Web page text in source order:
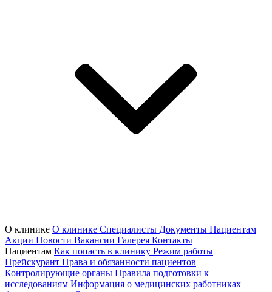
О клинике О клинике Специалисты Документы Пациентам
Акции Новости Вакансии Галерея Контакты
Пациентам Как попасть в клинику Режим работы
Прейскурант Права и обязанности пациентов
Контролирующие органы Правила подготовки к
исследованиям Информация о медицинских работниках